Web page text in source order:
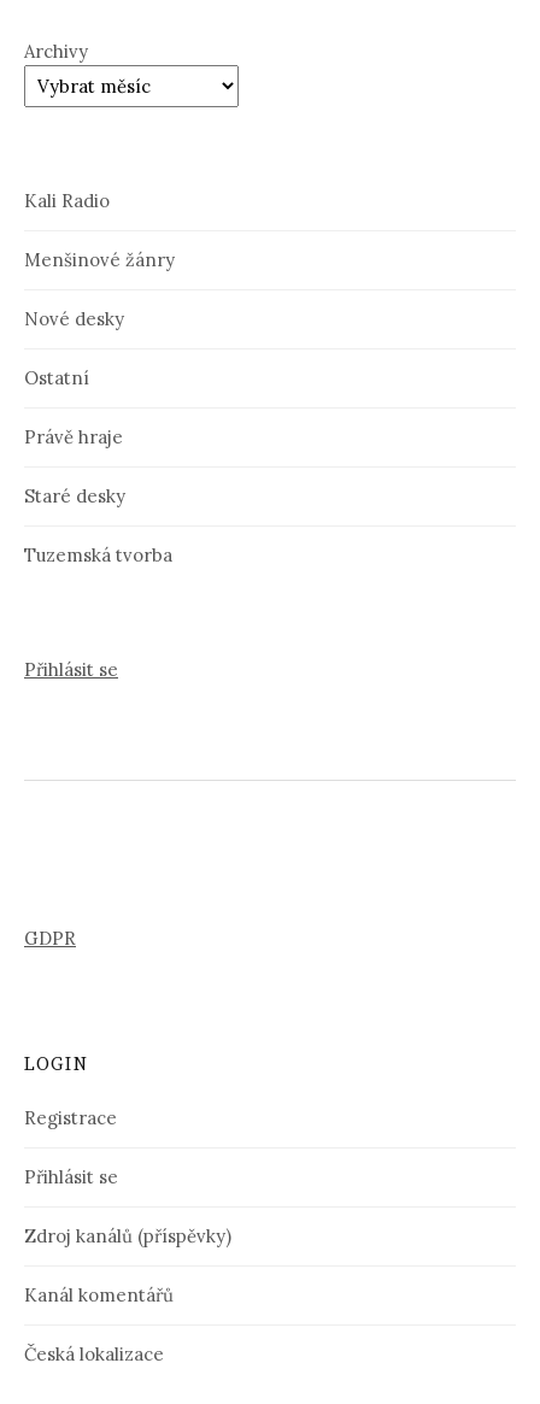
Archivy
Kali Radio
Menšinové žánry
Nové desky
Ostatní
Právě hraje
Staré desky
Tuzemská tvorba
Přihlásit se
GDPR
LOGIN
Registrace
Přihlásit se
Zdroj kanálů (příspěvky)
Kanál komentářů
Česká lokalizace